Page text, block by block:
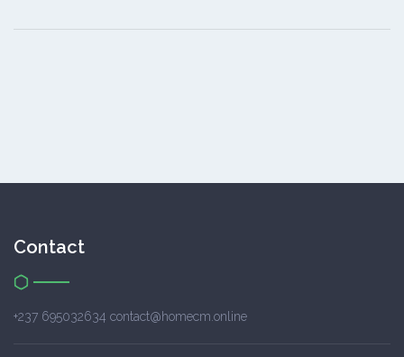
Contact
+237 695032634 contact@homecm.online